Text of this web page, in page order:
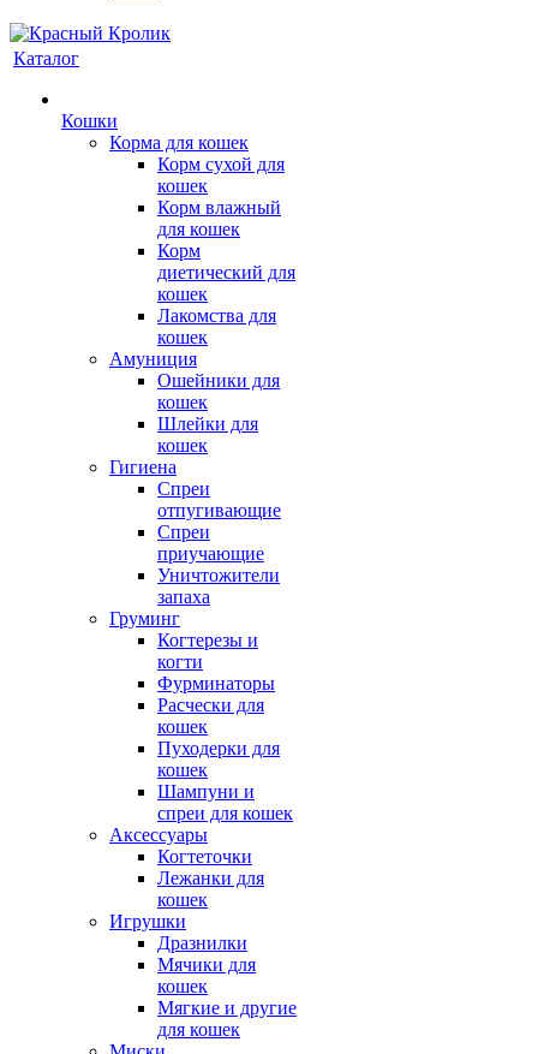
Каталог
Кошки
Корма для кошек
Корм сухой для
кошек
Корм влажный
для кошек
Корм
диетический для
кошек
Лакомства для
кошек
Амуниция
Ошейники для
кошек
Шлейки для
кошек
Гигиена
Спреи
отпугивающие
Спреи
приучающие
Уничтожители
запаха
Груминг
Когтерезы и
когти
Фурминаторы
Расчески для
кошек
Пуходерки для
кошек
Шампуни и
спреи для кошек
Аксессуары
Когтеточки
Лежанки для
кошек
Игрушки
Дразнилки
Мячики для
кошек
Мягкие и другие
для кошек